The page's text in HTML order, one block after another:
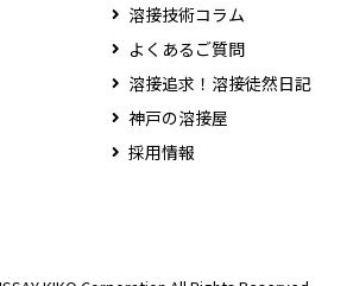
溶接技術コラム
よくあるご質問
溶接追求！溶接徒然日記
神戸の溶接屋
採用情報